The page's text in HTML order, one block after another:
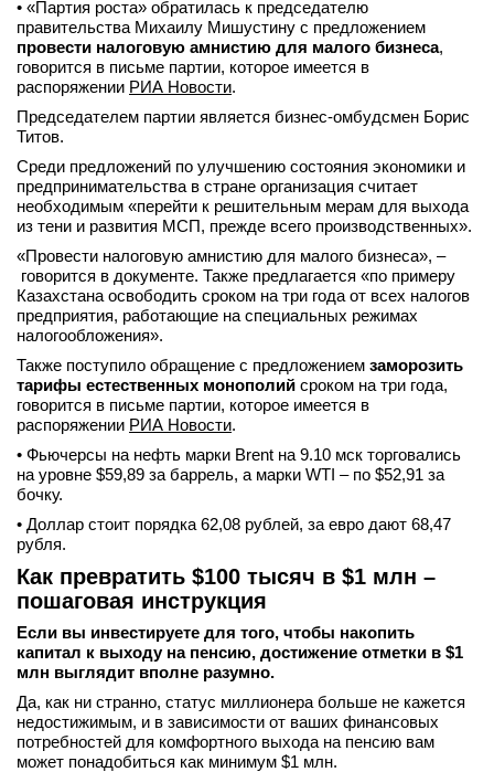
• «Партия роста» обратилась к председателю
правительства Михаилу Мишустину с предложением
провести налоговую амнистию для малого бизнеса,
говорится в письме партии, которое имеется в
распоряжении РИА Новости.
Председателем партии является бизнес-омбудсмен Борис
Титов.
Среди предложений по улучшению состояния экономики и
предпринимательства в стране организация считает
необходимым «перейти к решительным мерам для выхода
из тени и развития МСП, прежде всего производственных».
«Провести налоговую амнистию для малого бизнеса», –
говорится в документе. Также предлагается «по примеру
Казахстана освободить сроком на три года от всех налогов
предприятия, работающие на специальных режимах
налогообложения».
Также поступило обращение с предложением заморозить
тарифы естественных монополий сроком на три года,
говорится в письме партии, которое имеется в
распоряжении РИА Новости.
• Фьючерсы на нефть марки Brent на 9.10 мск торговались
на уровне $59,89 за баррель, а марки WTI – по $52,91 за
бочку.
• Доллар стоит порядка 62,08 рублей, за евро дают 68,47
рубля.
Как превратить $100 тысяч в $1 млн –
пошаговая инструкция
Если вы инвестируете для того, чтобы накопить
капитал к выходу на пенсию, достижение отметки в $1
млн выглядит вполне разумно.
Да, как ни странно, статус миллионера больше не кажется
недостижимым, и в зависимости от ваших финансовых
потребностей для комфортного выхода на пенсию вам
может понадобиться как минимум $1 млн.